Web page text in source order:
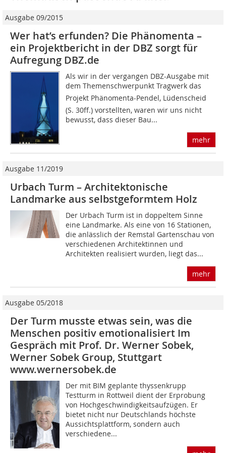
Ausgabe 09/2015
Wer hat’s erfunden? Die Phänomenta –
ein Projektbericht in der DBZ sorgt für
Aufregung DBZ.de
Als wir in der vergangen DBZ-Ausgabe mit
dem Themenschwerpunkt Tragwerk das
Projekt Phänomenta-Pendel, Lüdenscheid
(S. 30ff.) vorstellten, waren wir uns nicht
bewusst, dass dieser Bau...
mehr
Ausgabe 11/2019
Urbach Turm – Architektonische
Landmarke aus selbstgeformtem Holz
Der Urbach Turm ist in doppeltem Sinne
eine Landmarke. Als eine von 16 Stationen,
die anlässlich der Remstal Gartenschau von
verschiedenen Architektinnen und
Architekten realisiert wurden, liegt das...
mehr
Ausgabe 05/2018
Der Turm musste etwas sein, was die
Menschen positiv emotionalisiert Im
Gespräch mit Prof. Dr. Werner Sobek,
Werner Sobek Group, Stuttgart
www.wernersobek.de
Der mit BIM geplante thyssenkrupp
Testturm in Rottweil dient der Erprobung
von Hochgeschwindigkeitsaufzügen. Er
bietet nicht nur Deutschlands höchste
Aussichtsplattform, sondern auch
verschiedene...